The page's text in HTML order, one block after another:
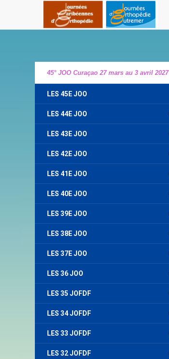
45° JOO Curaçao 27 mars au 3 avril 2027
LES 45E JOO
LES 44E JOO
LES 43E JOO
LES 42E JOO
LES 41E JOO
LES 40E JOO
LES 39E JOO
LES 38E JOO
LES 37E JOO
LES 36 JOO
LES 35 JOFDF
LES 34 JOFDF
LES 33 JOFDF
LES 32 JOFDF